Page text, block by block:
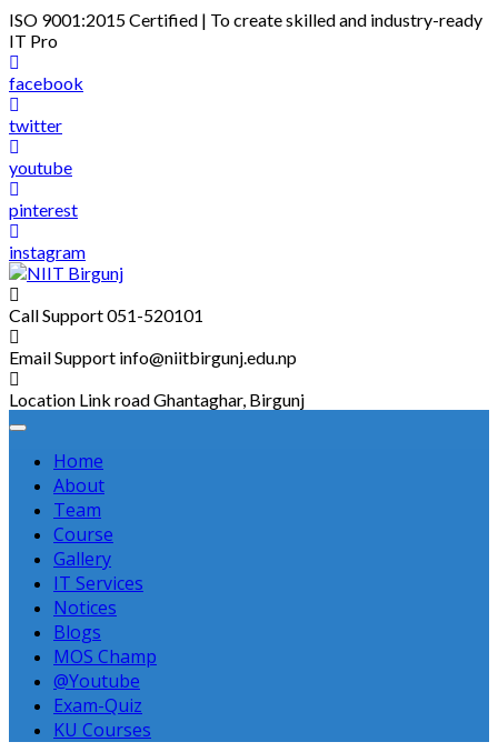
Skip
to
content
ISO 9001:2015 Certified | To create skilled and industry-ready
IT Pro
facebook
twitter
youtube
pinterest
instagram
Call Support051-520101
Email Support info@niitbirgunj.edu.np
Location Link road Ghantaghar, Birgunj
Home
About
Team
Course
Gallery
IT Services
Notices
Blogs
MOS Champ
@Youtube
Exam-Quiz
KU Courses